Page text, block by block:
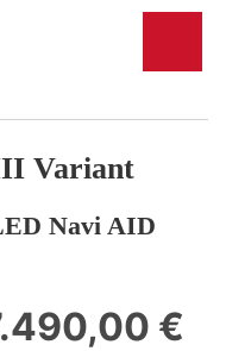
Variant
Navi AID
€